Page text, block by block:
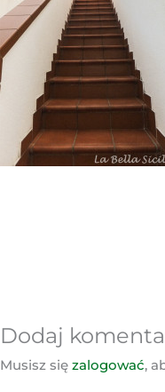
Dodaj
Musisz sięzalogować,